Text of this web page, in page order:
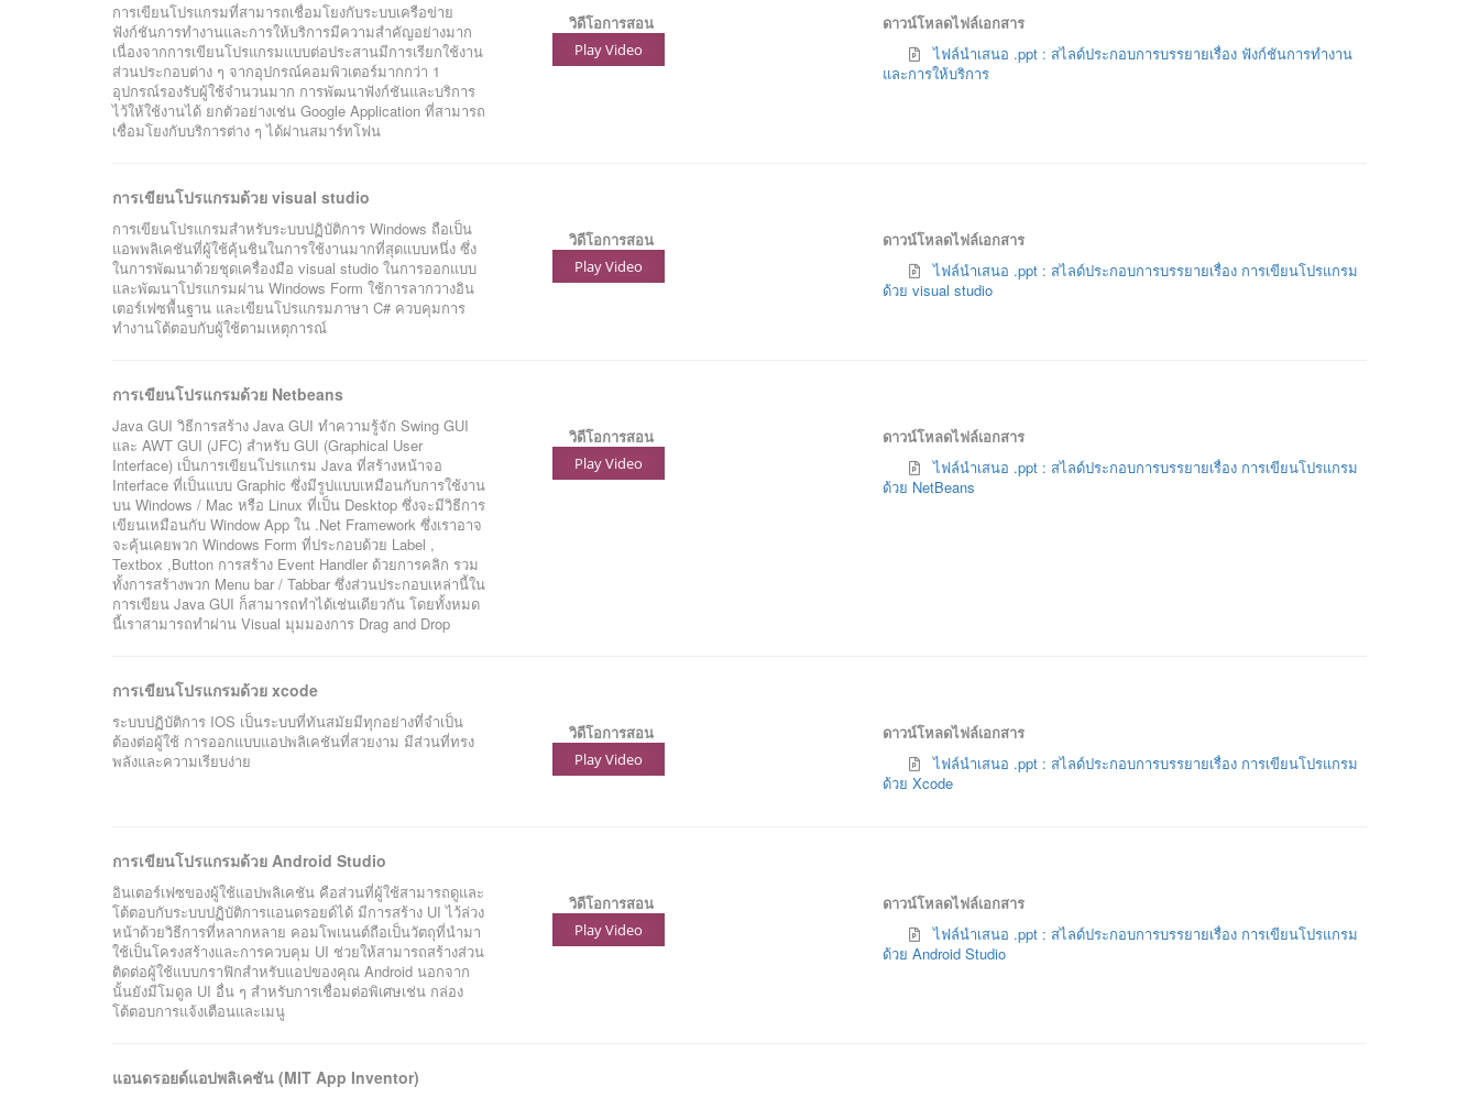
การเขียนโปรแกรมที่สามารถเชื่อมโยงกับระบบเครือข่าย
ฟังก์ชันการทำงานและการให้บริการมีความสำคัญอย่างมาก
เนื่องจากการเขียนโปรแกรมแบบต่อประสานมีการเรียกใช้งาน
ส่วนประกอบต่าง ๆ จากอุปกรณ์คอมพิวเตอร์มากกว่า 1
อุปกรณ์รองรับผู้ใช้จำนวนมาก การพัฒนาฟังก์ชันและบริการ
ไว้ให้ใช้งานได้ ยกตัวอย่างเช่น Google Application ที่สามารถ
เชื่อมโยงกับบริการต่าง ๆ ได้ผ่านสมาร์ทโฟน
วิดีโอการสอน
Play Video
ดาวน์โหลดไฟล์เอกสาร
ไฟล์นำเสนอ .ppt : สไลด์ประกอบการบรรยายเรื่อง ฟังก์ชันการทำงาน
และการให้บริการ
การเขียนโปรแกรมด้วย visual studio
การเขียนโปรแกรมสำหรับระบบปฏิบัติการ Windows ถือเป็น
แอพพลิเคชันที่ผู้ใช้คุ้นชินในการใช้งานมากที่สุดแบบหนึ่ง ซึ่ง
ในการพัฒนาด้วยชุดเครื่องมือ visual studio ในการออกแบบ
และพัฒนาโปรแกรมผ่าน Windows Form ใช้การลากวางอิน
เตอร์เฟซพื้นฐาน และเขียนโปรแกรมภาษา C# ควบคุมการ
ทำงานโต้ตอบกับผู้ใช้ตามเหตุการณ์
วิดีโอการสอน
Play Video
ดาวน์โหลดไฟล์เอกสาร
ไฟล์นำเสนอ .ppt : สไลด์ประกอบการบรรยายเรื่อง การเขียนโปรแกรม
ด้วย visual studio
การเขียนโปรแกรมด้วย Netbeans
Java GUI วิธีการสร้าง Java GUI ทำความรู้จัก Swing GUI
และ AWT GUI (JFC) สำหรับ GUI (Graphical User
Interface) เป็นการเขียนโปรแกรม Java ที่สร้างหน้าจอ
Interface ที่เป็นแบบ Graphic ซึ่งมีรูปแบบเหมือนกับการใช้งาน
บน Windows / Mac หรือ Linux ที่เป็น Desktop ซึ่งจะมีวิธีการ
เขียนเหมือนกับ Window App ใน .Net Framework ซึ่งเราอาจ
จะคุ้นเคยพวก Windows Form ที่ประกอบด้วย Label ,
Textbox ,Button การสร้าง Event Handler ด้วยการคลิก รวม
ทั้งการสร้างพวก Menu bar / Tabbar ซึ่งส่วนประกอบเหล่านี้ใน
การเขียน Java GUI ก็สามารถทำได้เช่นเดียวกัน โดยทั้งหมด
นี้เราสามารถทำผ่าน Visual มุมมองการ Drag and Drop
วิดีโอการสอน
Play Video
ดาวน์โหลดไฟล์เอกสาร
ไฟล์นำเสนอ .ppt : สไลด์ประกอบการบรรยายเรื่อง การเขียนโปรแกรม
ด้วย NetBeans
การเขียนโปรแกรมด้วย xcode
ระบบปฏิบัติการ IOS เป็นระบบที่ทันสมัยมีทุกอย่างที่จำเป็น
ต้องต่อผู้ใช้ การออกแบบแอปพลิเคชันที่สวยงาม มีส่วนที่ทรง
พลังและความเรียบง่าย
วิดีโอการสอน
Play Video
ดาวน์โหลดไฟล์เอกสาร
ไฟล์นำเสนอ .ppt : สไลด์ประกอบการบรรยายเรื่อง การเขียนโปรแกรม
ด้วย Xcode
การเขียนโปรแกรมด้วย Android Studio
อินเตอร์เฟซของผู้ใช้แอปพลิเคชัน คือส่วนที่ผู้ใช้สามารถดูและ
โต้ตอบกับระบบปฏิบัติการแอนดรอยด์ได้ มีการสร้าง UI ไว้ล่วง
หน้าด้วยวิธีการที่หลากหลาย คอมโพเนนต์ถือเป็นวัตถุที่นำมา
ใช้เป็นโครงสร้างและการควบคุม UI ช่วยให้สามารถสร้างส่วน
ติดต่อผู้ใช้แบบกราฟิกสำหรับแอปของคุณ Android นอกจาก
นั้นยังมีโมดูล UI อื่น ๆ สำหรับการเชื่อมต่อพิเศษเช่น กล่อง
โต้ตอบการแจ้งเตือนและเมนู
วิดีโอการสอน
Play Video
ดาวน์โหลดไฟล์เอกสาร
ไฟล์นำเสนอ .ppt : สไลด์ประกอบการบรรยายเรื่อง การเขียนโปรแกรม
ด้วย Android Studio
แอนดรอยด์แอปพลิเคชัน (MIT App Inventor)